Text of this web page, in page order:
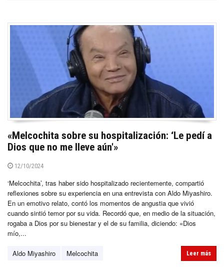
«Melcochita sobre su hospitalización: ‘Le pedí a
Dios que no me lleve aún'»
12/10/2024
‘Melcochita’, tras haber sido hospitalizado recientemente, compartió
reflexiones sobre su experiencia en una entrevista con Aldo Miyashiro.
En un emotivo relato, contó los momentos de angustia que vivió
cuando sintió temor por su vida. Recordó que, en medio de la situación,
rogaba a Dios por su bienestar y el de su familia, diciendo: «Dios
mío,...
Aldo Miyashiro Melcochita Leer más